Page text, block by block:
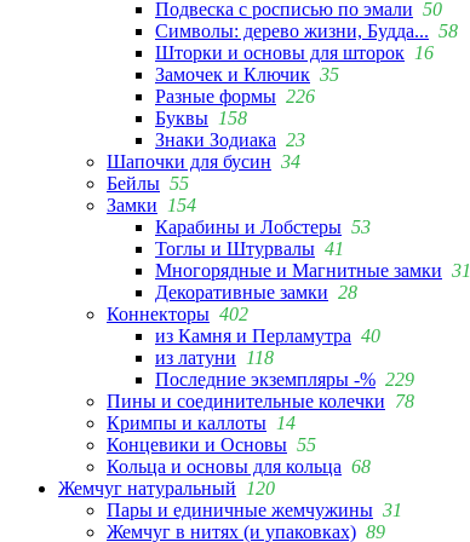
Подвеска с росписью по эмали 50
Символы: дерево жизни, Будда... 58
Шторки и основы для шторок 16
Замочек и Ключик 35
Разные формы 226
Буквы 158
Знаки Зодиака 23
Шапочки для бусин 34
Бейлы 55
Замки
154
Карабины и Лобстеры 53
Тоглы и Штурвалы 41
Многорядные и Магнитные замки 31
Декоративные замки 28
Коннекторы 402
из Камня и Перламутра 40
из латуни
118
Последние экземпляры -% 229
Пины и соединительные колечки 78
Кримпы и каллоты 14
Концевики и Основы 55
Кольца и основы для кольца 68
Жемчуг натуральный
120
Пары и единичные жемчужины 31
Жемчуг в нитях (и упаковках) 89